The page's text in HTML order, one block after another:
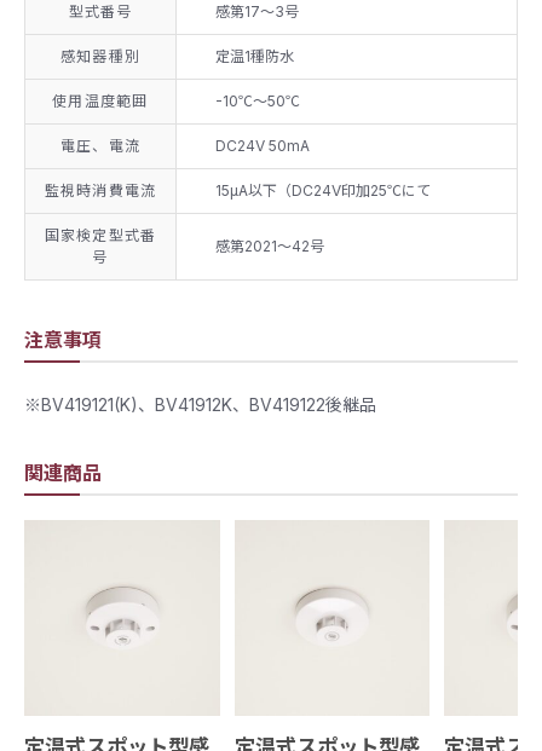
関連商品
型式番号 感第17～3号
感知器種別 定温1種防水
使用温度範囲 -10℃～50℃
電圧、電流 DC24V 50mA
監視時消費電流 15μA以下（DC24V印加25℃にて
国家検定型式番
号
感第2021～42号​
注意事項
※BV419121(K)、BV41912K、BV419122後継品